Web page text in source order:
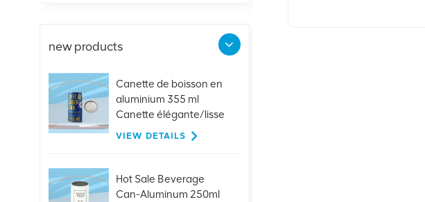
new products
Canette de boisson en
aluminium 355 ml
Canette élégante/lisse
VIEW DETAILS
Hot Sale Beverage
Can-Aluminum 250ml